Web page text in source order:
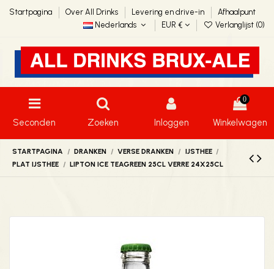
Startpagina Over All Drinks Levering en drive-in
Afhaalpunt
Nederlands
EUR € Verlanglijst (0)
Seconden Zoeken Inloggen
0
Winkelwagen
STARTPAGINA DRANKEN VERSE DRANKEN
IJSTHEE
PLAT IJSTHEE
LIPTON ICE TEAGREEN 25CL VERRE 24X25CL